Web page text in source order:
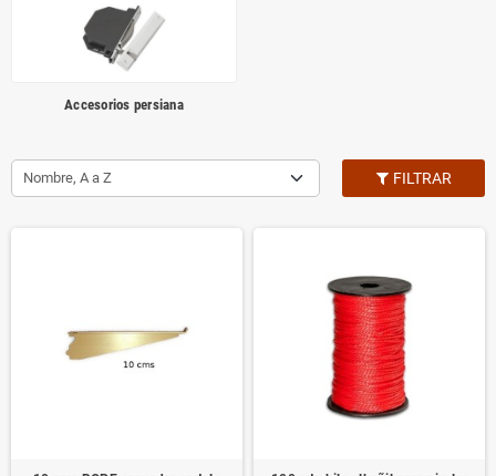
Accesorios persiana
Nombre, A a Z FILTRAR